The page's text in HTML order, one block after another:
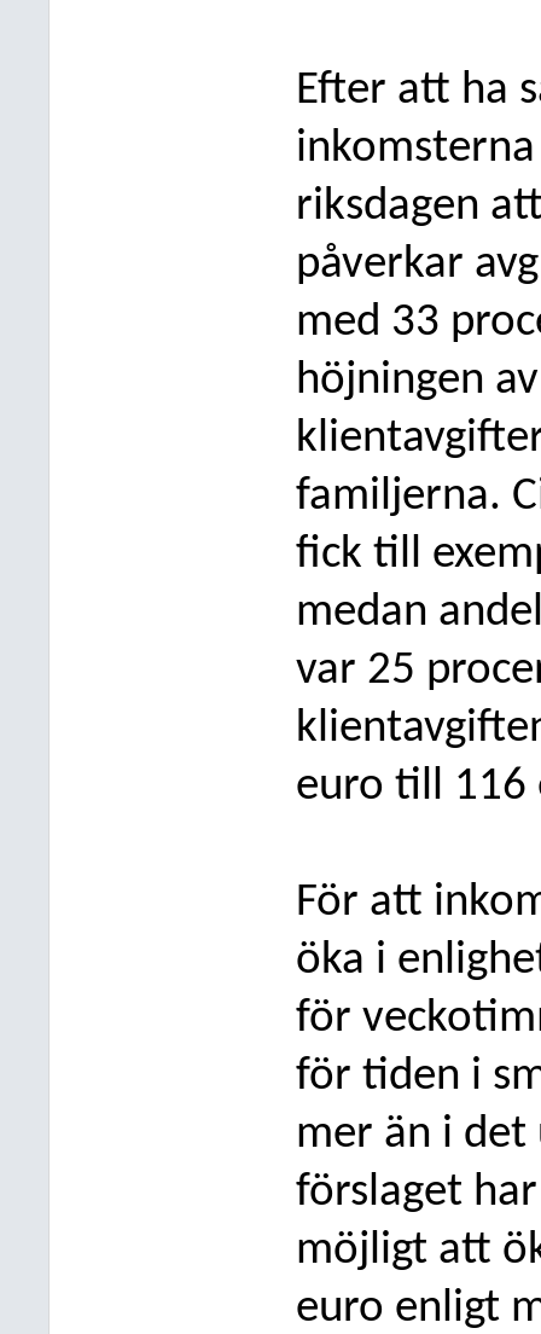
Efter att ha
riksdagen
påverkar
med 33
höjningen
familjerna.
fick till
medan
var 25
euro till 116
För att
öka i
för
för tiden i
mer än i det
förslagethar
möjligt att
euro enligt